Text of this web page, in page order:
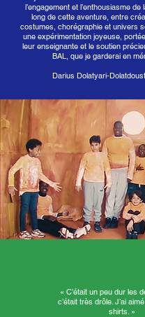
l’engagement et l’enthousiasme
long de cette aventure, entre
costumes, chorégraphie et univers
une expérimentation joyeuse,
leur enseignante et le soutien
BAL, que je garderai en
Darius Dolatyari-
« C’était un peu dur les
c’était très drôle. J’ai
shirts. »